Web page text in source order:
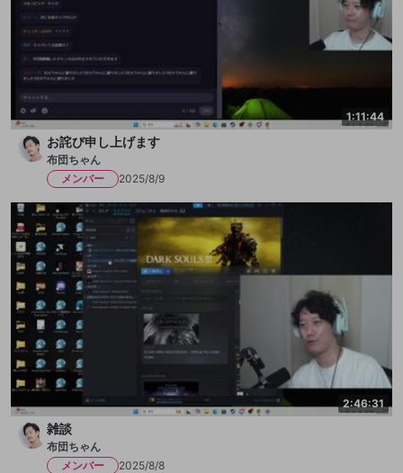
1:11:44
お詫び申し上げます
布団ちゃん
メンバー
2025/8/9
2:46:31
雑談
布団ちゃん
メンバー
2025/8/8
改造版・海賊版ソフトの配信
その他の問題